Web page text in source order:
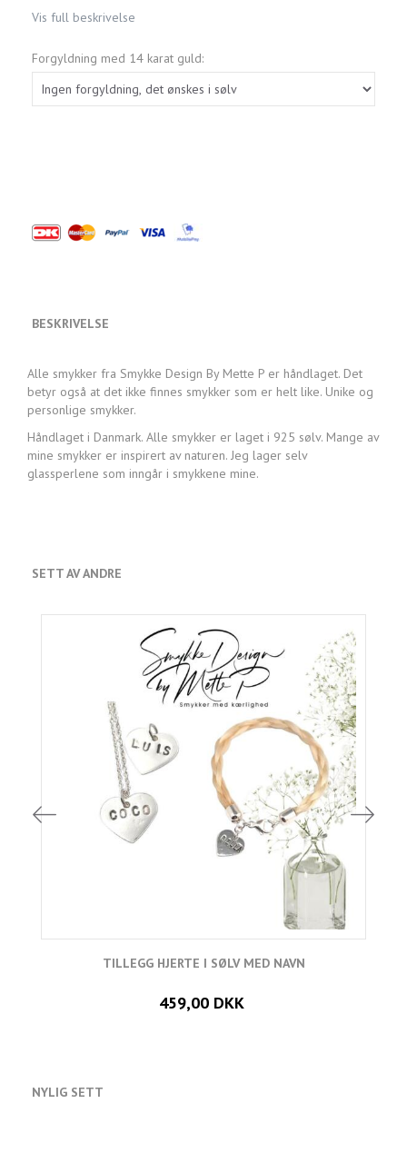
Vis full beskrivelse
Forgyldning med 14 karat guld:
BESKRIVELSE
Alle smykker fra Smykke Design By Mette P er håndlaget. Det
betyr også at det ikke finnes smykker som er helt like. Unike og
personlige smykker.
Håndlaget i Danmark. Alle smykker er laget i 925 sølv. Mange av
mine smykker er inspirert av naturen. Jeg lager selv
glassperlene som inngår i smykkene mine.
SETT AV ANDRE
TILLEGG HJERTE I SØLV MED NAVN
459,00 DKK
NYLIG SETT